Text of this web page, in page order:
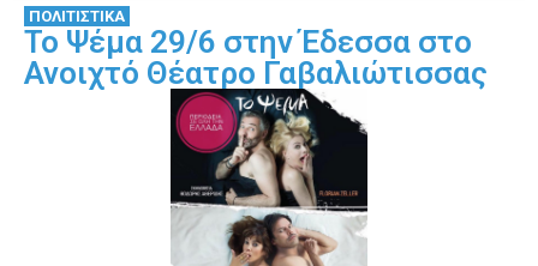
ΠΟΛΙΤΙΣΤΙΚΑ
Το Ψέμα 29/6 στην Έδεσσα στο
Ανοιχτό Θέατρο Γαβαλιώτισσας